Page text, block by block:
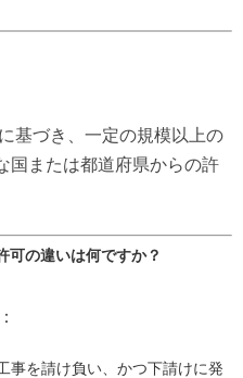
基づき、一定の規模以上の
国または都道府県からの許
可の違いは何ですか？
事を請け負い、かつ下請けに発